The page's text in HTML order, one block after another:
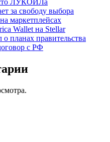
за свободу выбора
маркетплейсах
Wallet на Stellar
планах правительства
с РФ